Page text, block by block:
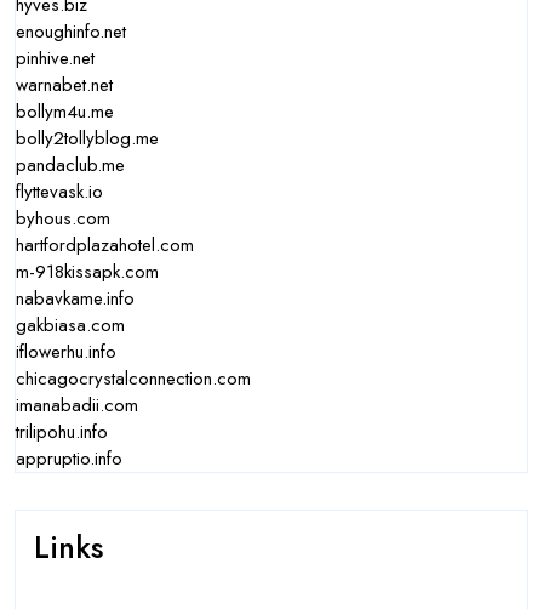
enoughinfo.net
pinhive.net
warnabet.net
bollym4u.me
bolly2tollyblog.me
pandaclub.me
flyttevask.io
byhous.com
hartfordplazahotel.com
m-918kissapk.com
nabavkame.info
gakbiasa.com
iflowerhu.info
chicagocrystalconnection.com
imanabadii.com
trilipohu.info
appruptio.info
Links